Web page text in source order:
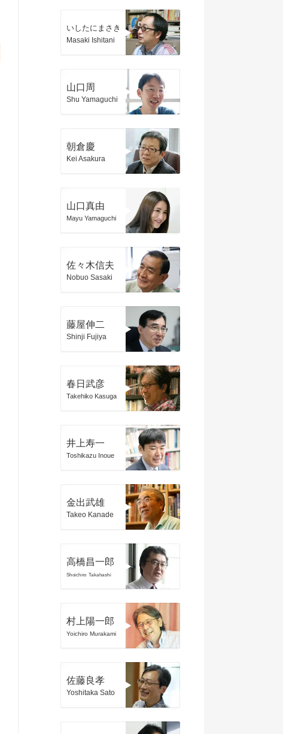
いしたにまさき
Masaki Ishitani
山口周
Shu Yamaguchi
朝倉慶
Kei Asakura
山口真由
Mayu Yamaguchi
佐々木信夫
Nobuo Sasaki
藤屋伸二
Shinji Fujiya
春日武彦
Takehiko Kasuga
井上寿一
Toshikazu Inoue
金出武雄
Takeo Kanade
高橋昌一郎
Shoichiro Takahashi
村上陽一郎
Yoichiro Murakami
佐藤良孝
Yoshitaka Sato